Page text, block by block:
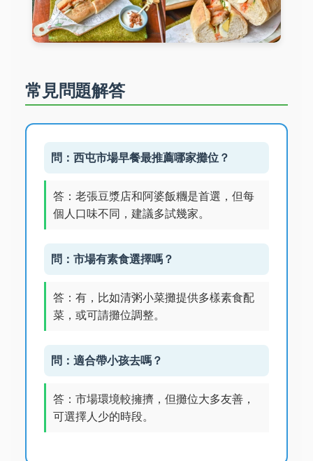
常見問題解答
問：西屯市場早餐最推薦哪家攤位？
答：老張豆漿店和阿婆飯糰是首選，但每
個人口味不同，建議多試幾家。
問：市場有素食選擇嗎？
答：有，比如清粥小菜攤提供多樣素食配
菜，或可請攤位調整。
問：適合帶小孩去嗎？
答：市場環境較擁擠，但攤位大多友善，
可選擇人少的時段。